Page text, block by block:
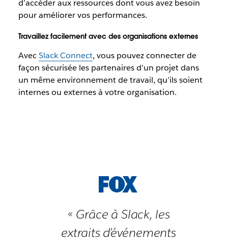
d’accéder aux ressources dont vous avez besoin
pour améliorer vos performances.
Travaillez facilement avec des organisations externes
AvecSlack Connect, vous pouvez connecter de
façon sécurisée les partenaires d’un projet dans
un même environnement de travail, qu’ils soient
internes ou externes à votre organisation.
« Grâce à Slack, les
extraits d’événements